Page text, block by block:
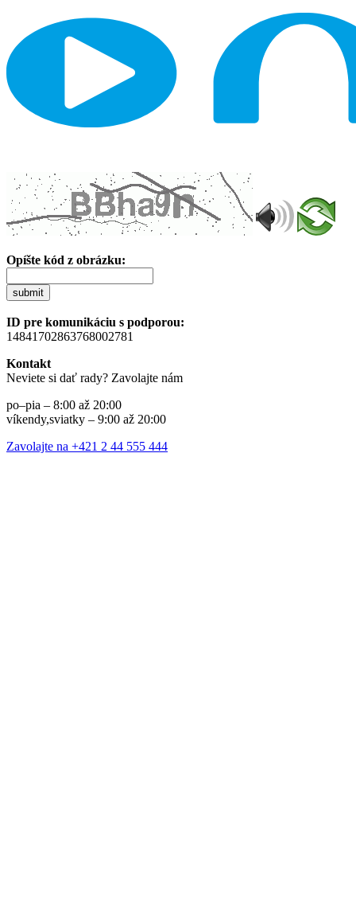
Opíšte kód z obrázku:
submit
ID pre komunikáciu s podporou:
14841702863768002781
Kontakt
Neviete si dať rady? Zavolajte nám
po–pia – 8:00 až 20:00
víkendy,sviatky – 9:00 až 20:00
Zavolajte na +421 2 44 555 444